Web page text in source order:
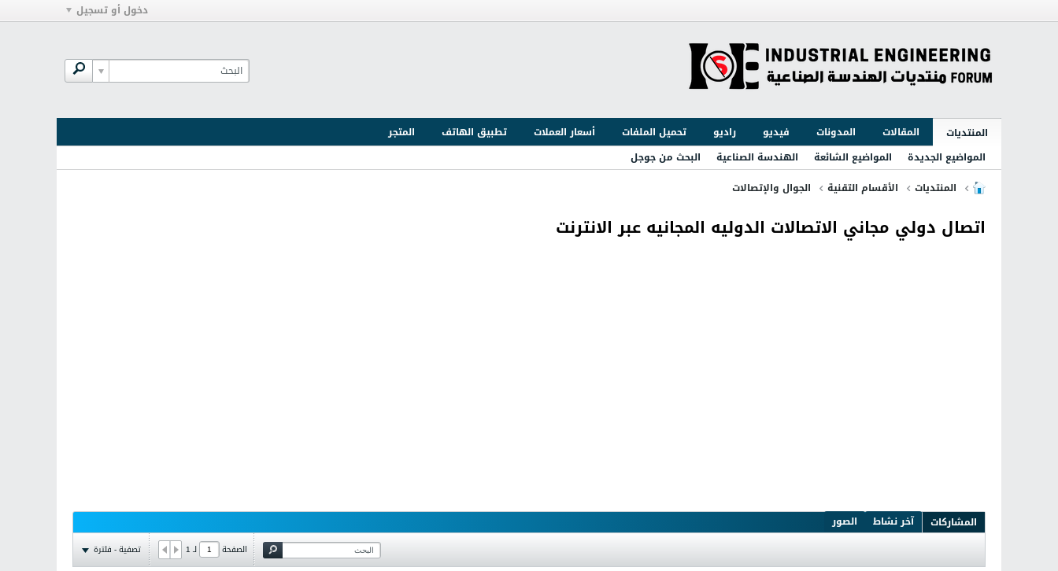
دخول أو تسجيل
المنتديات المقالات المدونات فيديو راديو تحميل الملفات أسعار العملات تطبيق الهاتف
المتجر
المواضيع الجديدة
المواضيع الشائعة الهندسة الصناعية
البحث من جوجل
المنتديات
الأقسام التقنية الجوال والإتصالات
اتصال دولي مجاني الاتصالات الدوليه المجانيه عبر الانترنت
المشاركات آخر نشاط الصور
الصفحة لـ1 تصفية - فلترة